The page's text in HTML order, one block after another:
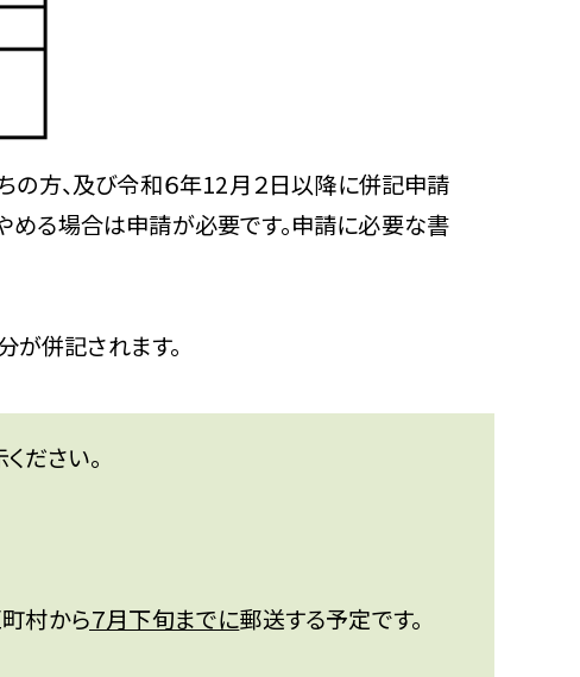
の方、及び令和６年12月２日以降に併記申請
める場合は申請が必要です。申請に必要な書
併記されます。
ださい。
村から７月下旬までに郵送する予定です。